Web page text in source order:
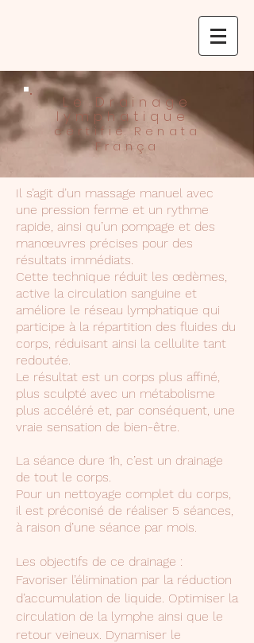
Le Drainage
lymphatique
certifié Renata
França
Il s’agit d’un massage manuel avec
une pression ferme et un rythme
rapide, ainsi qu’un pompage et des
manœuvres précises pour des
résultats immédiats.
Cette technique réduit les œdèmes,
active la circulation sanguine et
améliore le réseau lymphatique qui
participe à la répartition des fluides du
corps, réduisant ainsi la cellulite tant
redoutée.
Le résultat est un corps plus affiné,
plus sculpté avec un métabolisme
plus accéléré et, par conséquent, une
vraie sensation de bien-être.
La séance dure 1h, c’est un drainage
de tout le corps.
Pour un nettoyage complet du corps,
il est préconisé de réaliser 5 séances,
à raison d’une séance par mois.
Les objectifs de ce drainage :
Favoriser l’élimination par la réduction
d’accumulation de liquide. Optimiser la
circulation de la lymphe ainsi que le
retour veineux. Dynamiser le